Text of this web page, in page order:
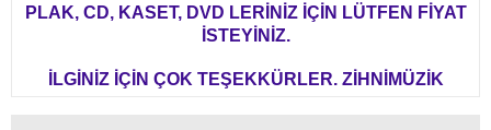
PLAK, CD, KASET, DVD LERİNİZ İÇİN LÜTFEN FİYAT
İSTEYİNİZ.
İLGİNİZ İÇİN ÇOK TEŞEKKÜRLER. ZİHNİMÜZİK